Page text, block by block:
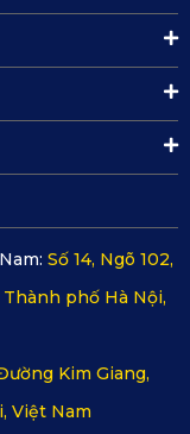
toàn diện từ chính
mới nếu sản phẩm
sau khi nhận
xử lý nhanh gọn,
H9: Mỗi bộ thảm
thông số sàn xe
xác tuyệt đối, vừa
thêm vẻ sang
Số 14, Ngõ 102,
phố Hà Nội,
Kim Giang,
Việt Nam